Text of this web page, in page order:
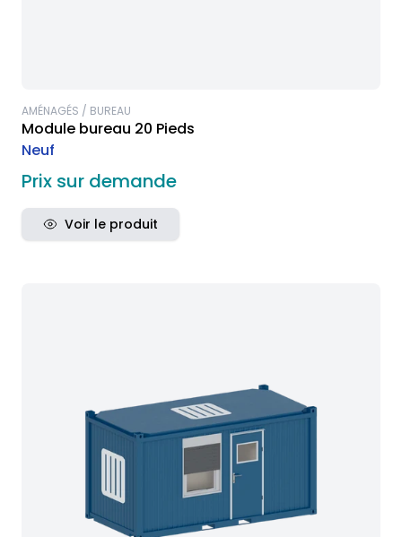
AMÉNAGÉS / BUREAU
Module bureau 20 Pieds
Neuf
Prix sur demande
Voir le produit